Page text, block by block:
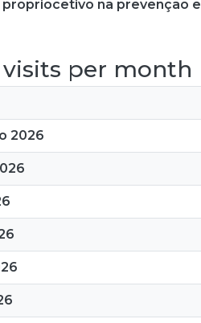
na prevenção
visits per month
2026